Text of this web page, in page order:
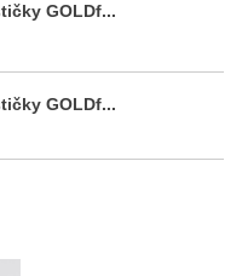
GOLDf...
GOLDf...